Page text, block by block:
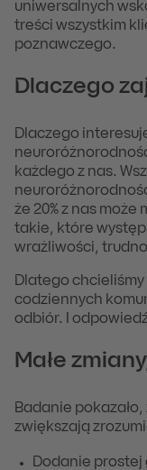
uniwersalnych
treści wszystkim
poznawczego.
Dlaczego
Dlaczego
każdego z nas.
że 20% z nas może
takie, które
wrażliwości,
Dlatego chcieliśmy
codziennych
odbiór. I
Małe
Badanie
zwiększają
Dodanie